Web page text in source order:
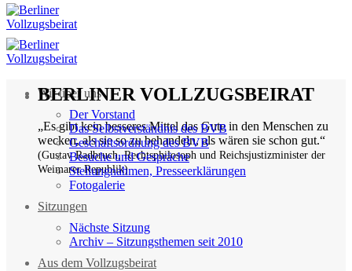
BERLINER VOLLZUGSBEIRAT
„Es gibt kein besseres Mittel das Gute in den Menschen zu
wecken, als sie so zu behandeln, als wären sie schon gut.“
(Gustav Radbruch, Rechtsphilosoph und Reichsjustizminister der
Weimarer Republik)
Wir über uns
Der Vorstand
Das Selbstverständnis des BVB
Geschäftsordnung des BVB
Besuche und Gespräche
Stellungnahmen, Presseerklärungen
Fotogalerie
Sitzungen
Nächste Sitzung
Archiv – Sitzungsthemen seit 2010
Aus dem Vollzugsbeirat